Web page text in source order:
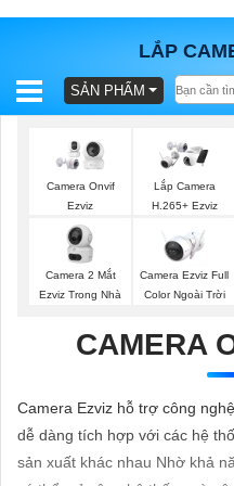
LẮP
BÁO
TRỌN
GÓI
SẢN
TƯ
VẤN
LẮP
SẢN PHẨM
Camera Onvif
Ezviz
Lắp Camera
H.265+ Ezviz
Camera 2 Mắt
Ezviz Trong Nhà
Camera Ezviz Full
Color Ngoài Trời
CAMERA
Camera Ezviz hỗ trợ công
dễ dàng tích hợp với các hệ
sản xuất khác nhau Nhờ khả